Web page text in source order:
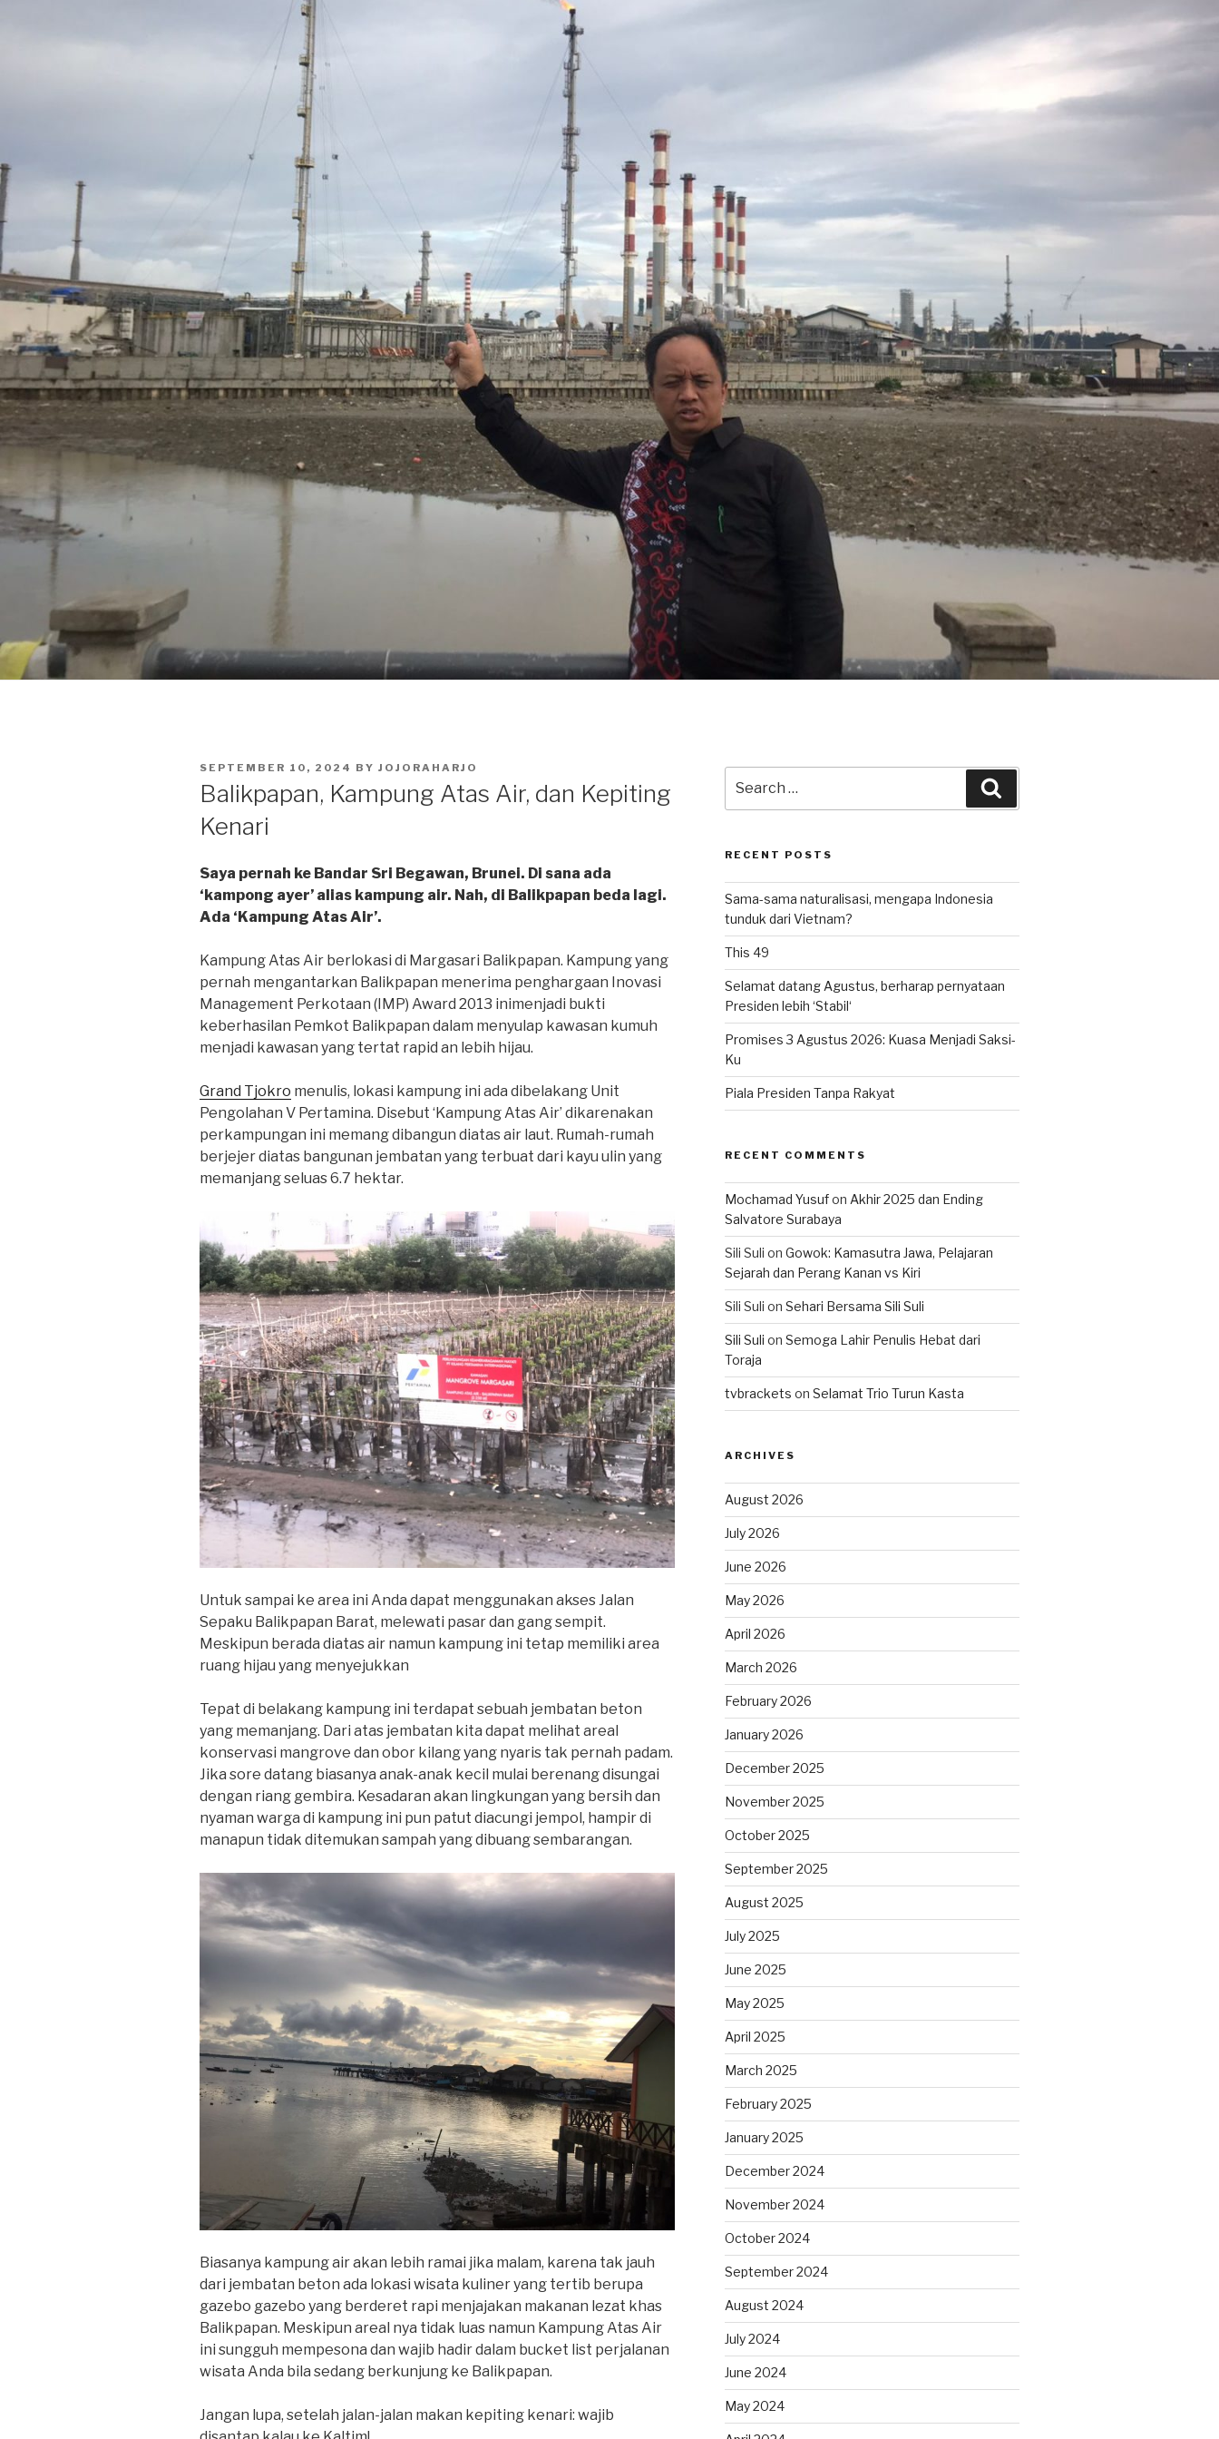
POSTED
SEPTEMBER 10, 2024 BY JOJORAHARJO
Balikpapan, Kampung Atas Air, dan Kepiting
Kenari
Saya pernah ke Bandar Sri Begawan, Brunei. Di sana ada
‘kampong ayer’ alias kampung air. Nah, di Balikpapan beda lagi.
Ada ‘Kampung Atas Air’.
Kampung Atas Air berlokasi di Margasari Balikpapan. Kampung yang
pernah mengantarkan Balikpapan menerima penghargaan Inovasi
Management Perkotaan (IMP) Award 2013 inimenjadi bukti
keberhasilan Pemkot Balikpapan dalam menyulap kawasan kumuh
menjadi kawasan yang tertat rapid an lebih hijau.
Grand Tjokro menulis, lokasi kampung ini ada dibelakang Unit
Pengolahan V Pertamina. Disebut ‘Kampung Atas Air’ dikarenakan
perkampungan ini memang dibangun diatas air laut. Rumah-rumah
berjejer diatas bangunan jembatan yang terbuat dari kayu ulin yang
memanjang seluas 6.7 hektar.
Untuk sampai ke area ini Anda dapat menggunakan akses Jalan
Sepaku Balikpapan Barat, melewati pasar dan gang sempit.
Meskipun berada diatas air namun kampung ini tetap memiliki area
ruang hijau yang menyejukkan
Tepat di belakang kampung ini terdapat sebuah jembatan beton
yang memanjang. Dari atas jembatan kita dapat melihat areal
konservasi mangrove dan obor kilang yang nyaris tak pernah padam.
Jika sore datang biasanya anak-anak kecil mulai berenang disungai
dengan riang gembira. Kesadaran akan lingkungan yang bersih dan
nyaman warga di kampung ini pun patut diacungi jempol, hampir di
manapun tidak ditemukan sampah yang dibuang sembarangan.
Biasanya kampung air akan lebih ramai jika malam, karena tak jauh
dari jembatan beton ada lokasi wisata kuliner yang tertib berupa
gazebo gazebo yang berderet rapi menjajakan makanan lezat khas
Balikpapan. Meskipun areal nya tidak luas namun Kampung Atas Air
ini sungguh mempesona dan wajib hadir dalam bucket list perjalanan
wisata Anda bila sedang berkunjung ke Balikpapan.
Jangan lupa, setelah jalan-jalan makan kepiting kenari: wajib
for:
RECENT POSTS
Sama-sama naturalisasi, mengapa Indonesia
tunduk dari Vietnam?
This 49
Selamat datang Agustus, berharap pernyataan
Presiden lebih ‘Stabil‘
Promises 3 Agustus 2026: Kuasa Menjadi Saksi-
Ku
Piala Presiden Tanpa Rakyat
RECENT COMMENTS
Mochamad Yusufon Akhir 2025 dan Ending
Salvatore Surabaya
Sili Suli on Gowok: Kamasutra Jawa, Pelajaran
Sejarah dan Perang Kanan vs Kiri
Sili Suli on Sehari Bersama Sili Suli
Sili Suli on Semoga Lahir Penulis Hebat dari
Toraja
tvbrackets on Selamat Trio Turun Kasta
ARCHIVES
August 2026
July 2026
June 2026
May 2026
April 2026
March 2026
February 2026
January 2026
December 2025
November 2025
October 2025
September 2025
August 2025
July 2025
June 2025
May 2025
April 2025
March 2025
February 2025
January 2025
December 2024
November 2024
October 2024
September 2024
August 2024
July 2024
June 2024
May 2024